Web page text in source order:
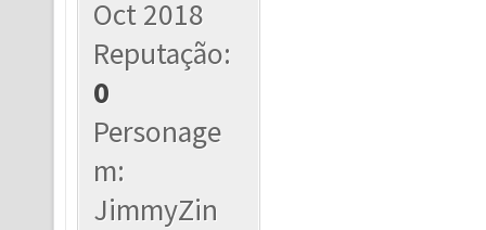
Oct 2018
Reputação:
0
Personage
m:
JimmyZin